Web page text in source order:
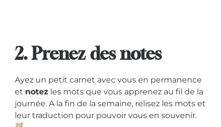
2. Prenez des notes
Ayez un petit carnet avec vous en permanence
et notez les mots que vous apprenez au fil de la
journée. A la fin de la semaine, relisez les mots et
leur traduction pour pouvoir vous en souvenir.